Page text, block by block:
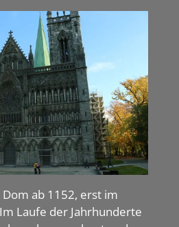
ab 1152, erst im
Laufe der Jahrhunderte